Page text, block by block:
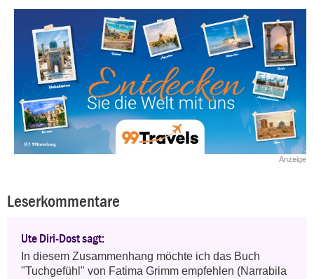
Anzeige
Leserkommentare
Ute Diri-Dost sagt:
In diesem Zusammenhang möchte ich das Buch
"Tuchgefühl" von Fatima Grimm empfehlen (Narrabila